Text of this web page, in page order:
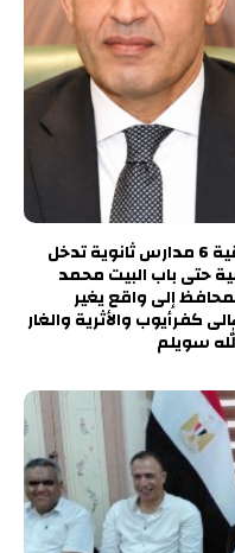
ثورة تعليمية جديدة مستمرة بالشرقية 6 مدارس ثانوية تدخل
حتى باب البيت محمد
إلى واقع يغير
كفرأيوب والأثرية والغار
سويلم